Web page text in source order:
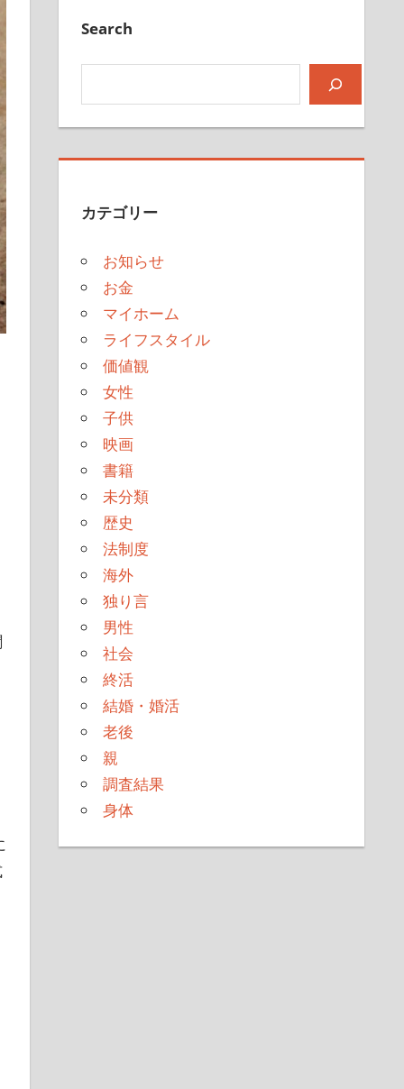
Search
カテゴリー
お知らせ
お金
マイホーム
ライフスタイル
価値観
女性
子供
映画
書籍
未分類
歴史
法制度
海外
独り言
男性
社会
終活
結婚・婚活
老後
親
調査結果
身体